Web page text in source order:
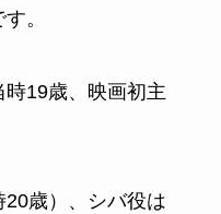
。
19歳、映画初主
歳）、シバ役は